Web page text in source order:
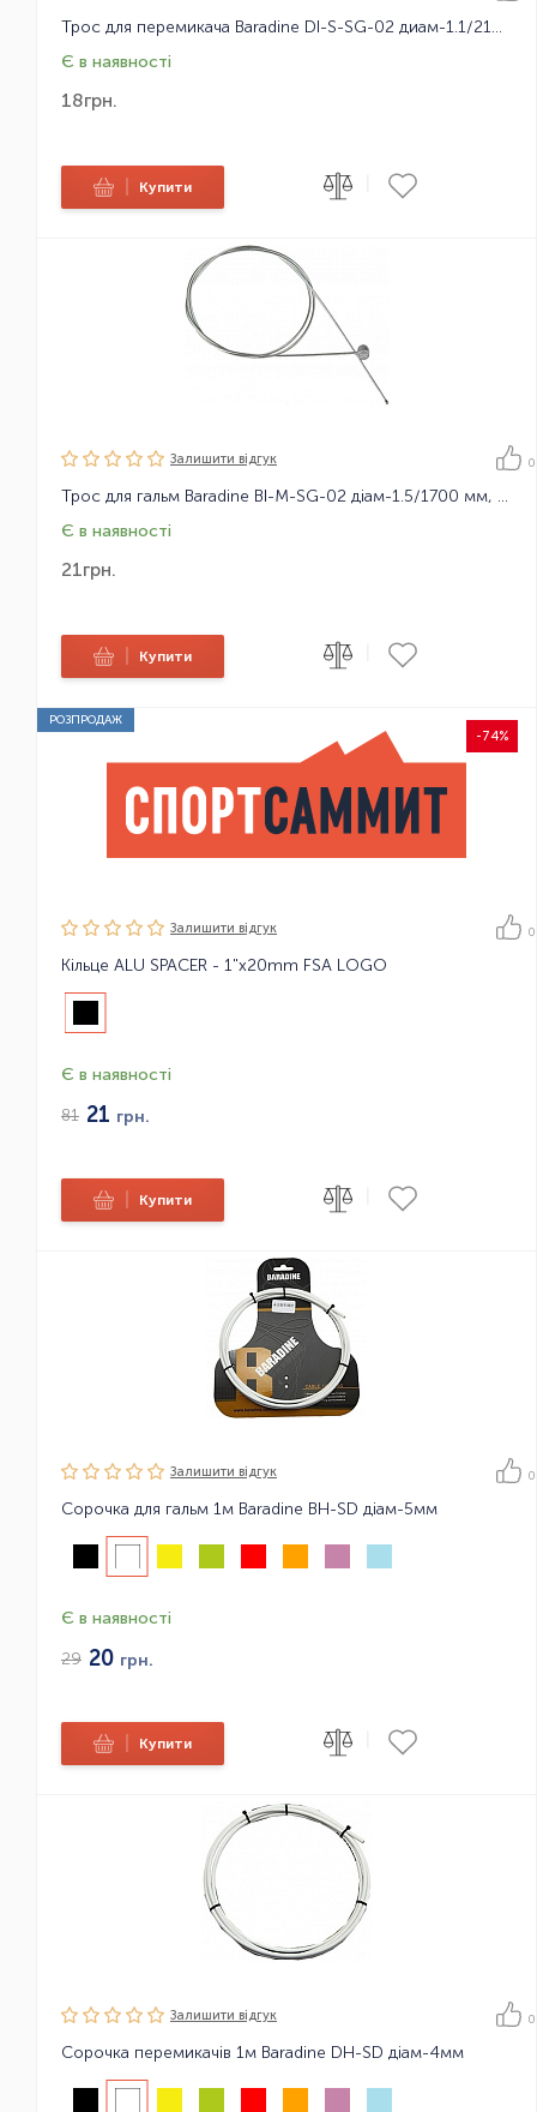
Трос для перемикача Baradine DI-S-SG-02 диам-1.1/2100мм, оцинкований
Є в наявності
18грн.
Купити
Залишити вiдгук 0
Трос для гальм Baradine BI-M-SG-02 діам-1.5/1700 мм, оцинковка (Універсальний МТБ)
Є в наявності
21грн.
Купити
РОЗПРОДАЖ
-74%
Залишити вiдгук 0
Кільце ALU SPACER - 1"x20mm FSA LOGO
Є в наявності
81 21 грн.
Купити
Залишити вiдгук 0
Сорочка для гальм 1м Baradine BH-SD діам-5мм
Є в наявності
29 20 грн.
Купити
Залишити вiдгук 0
Сорочка перемикачів 1м Baradine DH-SD діам-4мм